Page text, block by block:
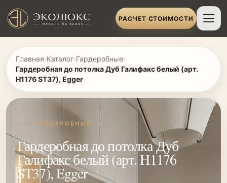
РАСЧЕТ СТОИМОСТИ
Главная›Каталог›Гардеробные›
Гардеробная до потолка Дуб Галифакс белый (арт.
H1176 ST37), Egger
ГАРДЕРОБНЫЕ
Гардеробная до потолка Дуб
Галифакс белый (арт. H1176
ST37), Egger